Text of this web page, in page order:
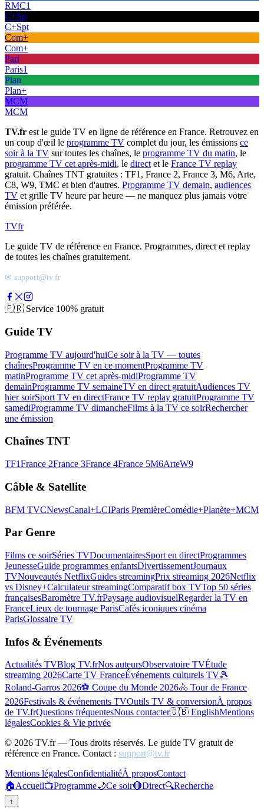
RMC1
C+Sp
C+Spt
Com+
Com+
Pari
Paris1
Plan
Plan+
MCM
MCM
TV.fr est le guide TV en ligne de référence en France. Retrouvez en
un coup d'œil le programme TV complet du jour, les émissions ce
soir à la TV sur toutes les chaînes, le programme TV du matin, le
programme TV cet après-midi, le direct et le France TV replay
gratuit. Chaînes TNT gratuites : TF1, France 2, France 3, M6, Arte,
C8, W9, TMC et bien d'autres. Programme TV demain, audiences
TV et grille TV heure par heure — ne manquez plus jamais votre
émission préférée.
TVfr
Le guide TV de référence en France. Programmes, direct et replay
de toutes les chaînes gratuitement.
✉ support@tv.fr
🇫🇷 Service 100% gratuit
Guide TV
Programme TV aujourd'huiCe soir à la TV — toutes
chaînesProgramme TV en ce momentProgramme TV
matinProgramme TV cet après-midiProgramme TV
demainProgramme TV semaineTV en direct gratuitAudiences TV
hier soirSport TV en directFrance TV replay gratuitProgramme TV
samediProgramme TV dimancheFilms à la TV ce soirRechercher
une émission
Chaînes TNT
TF1France 2France 3France 4France 5M6ArteW9
Câble & Satellite
BFM TVCNewsCanal+LCIParis PremièreComédie+Planète+MCM
Par Genre
Films ce soirSéries TVDocumentairesSport en directProgrammes
JeunesseGuide programmes enfantsDivertissementJournaux
TVNouveautés NetflixGuides streamingPrix streaming 2026Netflix
vs Disney+Calculateur streamingComparatif box TVTop 50 séries
françaisesBaromètre TV.frPaysage audiovisuelRegarder la TV en
FranceLieux de tournage ParisCafés iconiques cinéma
ParisGlossaire TV
Infos & Événements
Actualités TVBlog TV.frNos auteursObservatoire TVÉtude
streaming 2026Carte TV FranceÉvénements culturels TV🎾
Roland-Garros 2026⚽ Coupe du Monde 2026🚴 Tour de France
2026Festivals & événements TVOutils TV & conversionÀ propos
de TV.frQuestions fréquentesNous contacter🇬🇧 EnglishMentions
légalesCookies & Vie privée
© 2026 TV.fr — Tous droits réservés. Le guide TV gratuit de
référence en France. Contact : support@tv.fr
Mentions légalesConfidentialitéÀ proposContact
🏠Accueil📺Programme🌙Ce soir🔴Direct🔍Recherche
↑